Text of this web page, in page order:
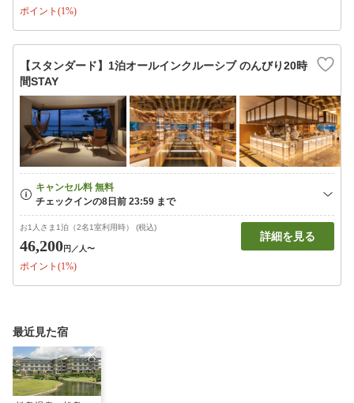
ポイント(1%)
【スタンダード】1泊オールインクルーシブ のんびり20時
間STAY
お1人さま1泊（2名1室利用時） (税込)
46,200円 ／人〜
ポイント(1%)
詳細を見る
最近見た宿